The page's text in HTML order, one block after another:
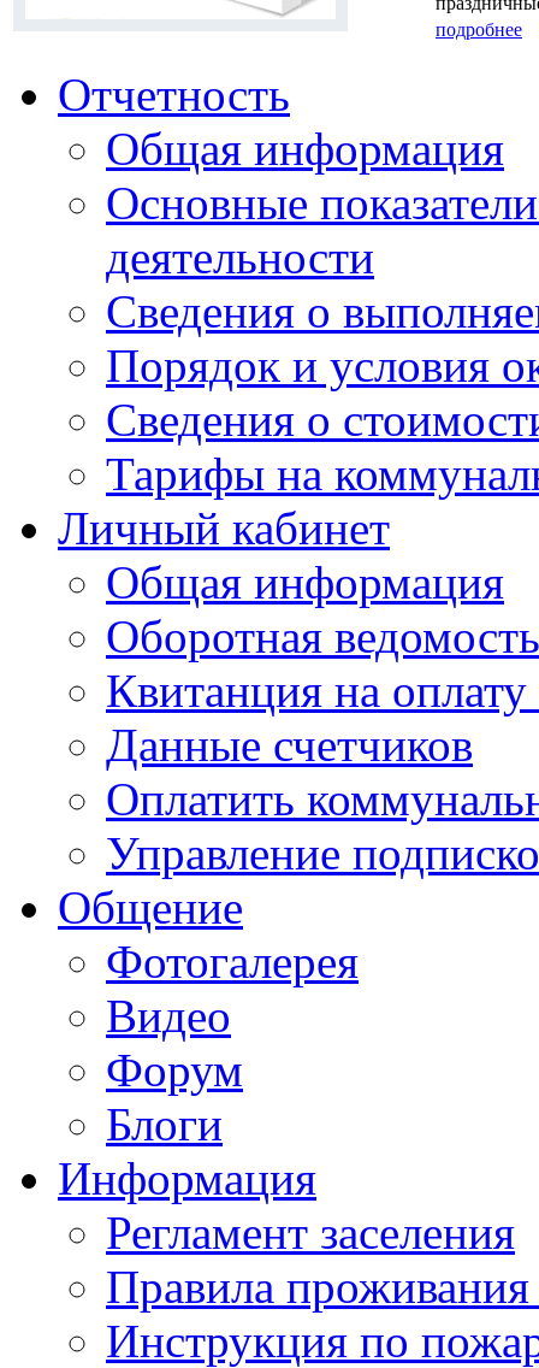
подробнее
Отчетность
Общая информация
Основные
деятельности
Сведения о
Порядок и условия
Сведения о
Тарифы на
Личный кабинет
Общая информация
Оборотная ведомость
Квитанция на
Данные счетчиков
Оплатить
Управление
Общение
Фотогалерея
Видео
Форум
Блоги
Информация
Регламент заселения
Правила
Инструкция по